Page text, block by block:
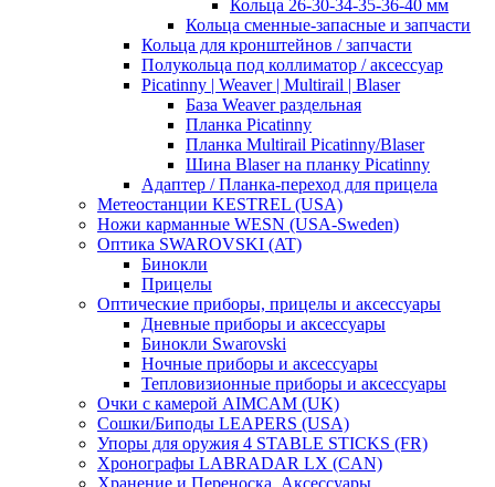
Кольца 26-30-34-35-36-40 мм
Кольца сменные-запасные и запчасти
Кольца для кронштейнов / запчасти
Полукольца под коллиматор / аксессуар
Picatinny | Weaver | Multirail | Blaser
База Weaver раздельная
Планка Picatinny
Планка Multirail Picatinny/Blaser
Шина Blaser на планку Picatinny
Адаптер / Планка-переход для прицела
Метеостанции KESTREL (USA)
Ножи карманные WESN (USA-Sweden)
Оптика SWAROVSKI (AT)
Бинокли
Прицелы
Оптические приборы, прицелы и аксессуары
Дневные приборы и аксессуары
Бинокли Swarovski
Ночные приборы и аксессуары
Тепловизионные приборы и аксессуары
Очки с камерой AIMCAM (UK)
Сошки/Биподы LEAPERS (USA)
Упоры для оружия 4 STABLE STICKS (FR)
Хронографы LABRADAR LX (CAN)
Хранение и Переноска, Аксессуары